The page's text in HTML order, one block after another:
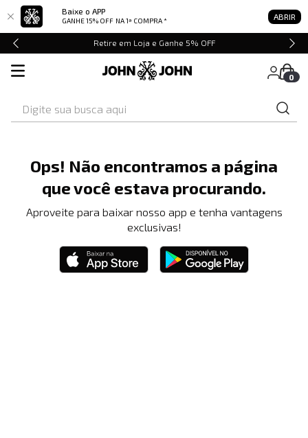
Baixe o APP
GANHE 15% OFF NA 1ª COMPRA * ABRIR
Retire em Loja e Ganhe 5% OFF
0
Ops! Não encontramos a página
que você estava procurando.
Aproveite para baixar nosso app e tenha vantagens
exclusivas!